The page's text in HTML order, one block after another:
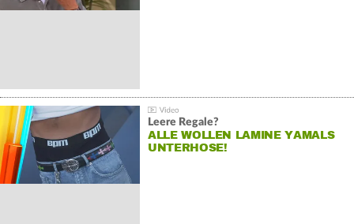
Leere Regale?
ALLE WOLLEN LAMINE YAMALS
UNTERHOSE!